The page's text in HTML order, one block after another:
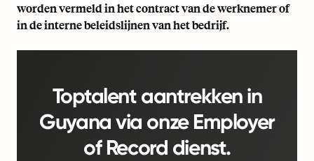
worden vermeld in het contract van de werknemer of
in de interne beleidslijnen van het bedrijf.
Toptalent aantrekken in
Guyana via onze Employer
of Record dienst.